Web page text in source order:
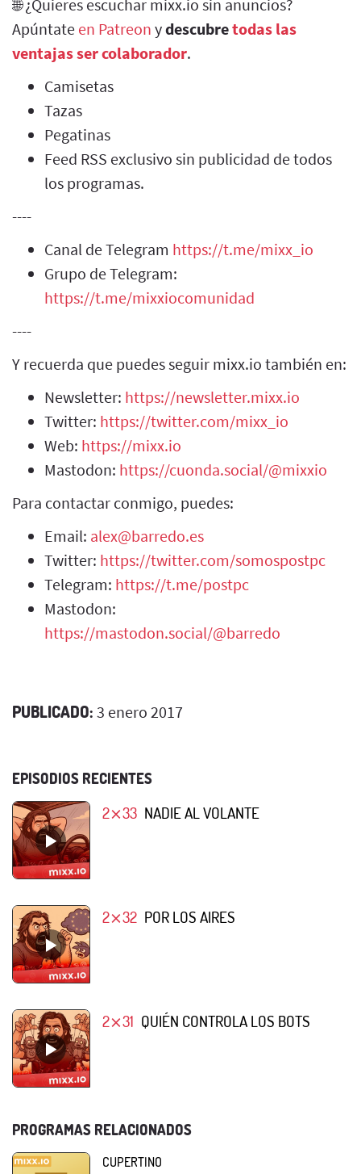
🌐 ¿Quieres escuchar mixx.io sin anuncios?
Apúntate en Patreon ydescubretodas las
ventajas ser colaborador.
Camisetas
Tazas
Pegatinas
Feed RSS exclusivo sin publicidad de todos
los programas.
----
Canal de Telegram https://t.me/mixx_io
Grupo de Telegram:
https://t.me/mixxiocomunidad
----
Y recuerda que puedes seguir mixx.io también en:
Newsletter: https://newsletter.mixx.io
Twitter: https://twitter.com/mixx_io
Web: https://mixx.io
Mastodon: https://cuonda.social/@mixxio
Para contactar conmigo, puedes:
Email: alex@barredo.es
Twitter: https://twitter.com/somospostpc
Telegram: https://t.me/postpc
Mastodon:
https://mastodon.social/@barredo
PUBLICADO: 3 enero 2017
EPISODIOS RECIENTES
2⨯33 NADIE AL VOLANTE
2⨯32 POR LOS AIRES
2⨯31 QUIÉN CONTROLA LOS BOTS
PROGRAMAS RELACIONADOS
CUPERTINO